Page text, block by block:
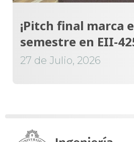
¡Pitch final marca
semestre en EII-
27 de Julio, 2026